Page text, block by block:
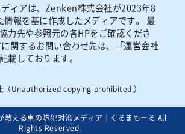
ディアは、Zenken株式会社が2023年8
情報を基に作成したメディアです。 最
力先や参照元の各HPをご確認くださ
関するお問い合わせ先は、
「運営会社
載しております。
（Unauthorized copying prohibited.）
教える車の防犯対策メディア｜くるまもーる All
Rights Reserved.